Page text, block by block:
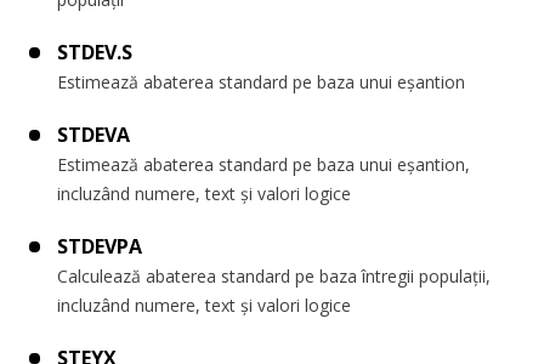
STDEV.S
Estimează abaterea standard pe baza unui eșantion
STDEVA
Estimează abaterea standard pe baza unui eșantion,
incluzând numere, text și valori logice
STDEVPA
Calculează abaterea standard pe baza întregii populații,
incluzând numere, text și valori logice
STEYX